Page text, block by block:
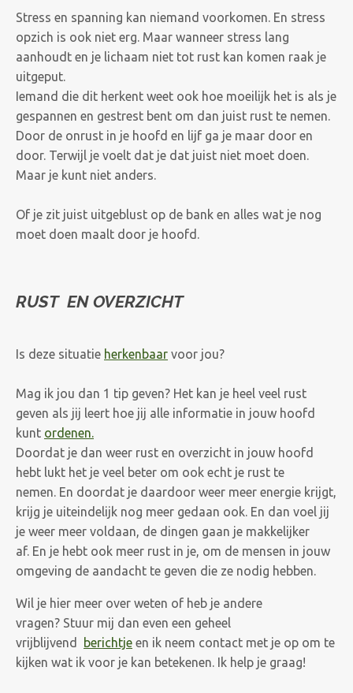
Stress en spanning kan niemand voorkomen. En stress
opzich is ook niet erg. Maar wanneer stress lang
aanhoudt en je lichaam niet tot rust kan komen raak je
uitgeput.
Iemand die dit herkent weet ook hoe moeilijk het is als je
gespannen en gestrest bent om dan juist rust te nemen.
Door de onrust in je hoofd en lijf ga je maar door en
door. Terwijl je voelt dat je dat juist niet moet doen.
Maar je kunt niet anders.
Of je zit juist uitgeblust op de bank en alles wat je nog
moet doen maalt door je hoofd.
RUST EN OVERZICHT
Is deze situatie herkenbaar voor jou?
Mag ik jou dan 1 tip geven? Het kan je heel veel rust
geven als jij leert hoe jij alle informatie in jouw hoofd
kunt ordenen.
Doordat je dan weer rust en overzicht in jouw hoofd
hebt lukt het je veel beter om ook echt je rust te
nemen. En doordat je daardoor weer meer energie krijgt,
krijg je uiteindelijk nog meer gedaan ook. En dan voel jij
je weer meer voldaan, de dingen gaan je makkelijker
af. En je hebt ook meer rust in je, om de mensen in jouw
omgeving de aandacht te geven die ze nodig hebben.
Wil je hier meer over weten of heb je andere
vragen? Stuur mij dan even een geheel
vrijblijvend
berichtje en ik neem contact met je op om te
kijken wat ik voor je kan betekenen. Ik help je graag!